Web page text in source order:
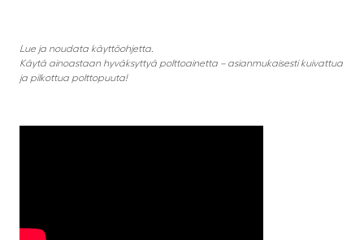
Lue ja noudata käyttöohjetta.
Käytä ainoastaan hyväksyttyä polttoainetta – asianmukaisesti kuivattua
ja pilkottua polttopuuta!